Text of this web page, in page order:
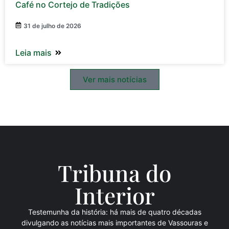
Café no Cortejo de Tradições
31 de julho de 2026
Leia mais
Ver mais notícias
Tribuna do
Interior
Testemunha da história: há mais de quatro décadas
divulgando as notícias mais importantes de Vassouras e